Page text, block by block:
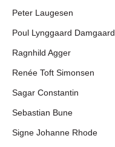
Peter Laugesen
Poul Lynggaard Damgaard
Ragnhild Agger
Renée Toft Simonsen
Sagar Constantin
Sebastian Bune
Signe Johanne Rhode